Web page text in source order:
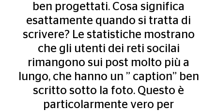
ben progettati. Cosa significa
esattamente quando si tratta di
scrivere? Le statistiche mostrano
che gli utenti dei reti socilai
rimangono sui post molto più a
lungo, che hanno un ” caption” ben
scritto sotto la foto. Questo è
particolarmente vero per